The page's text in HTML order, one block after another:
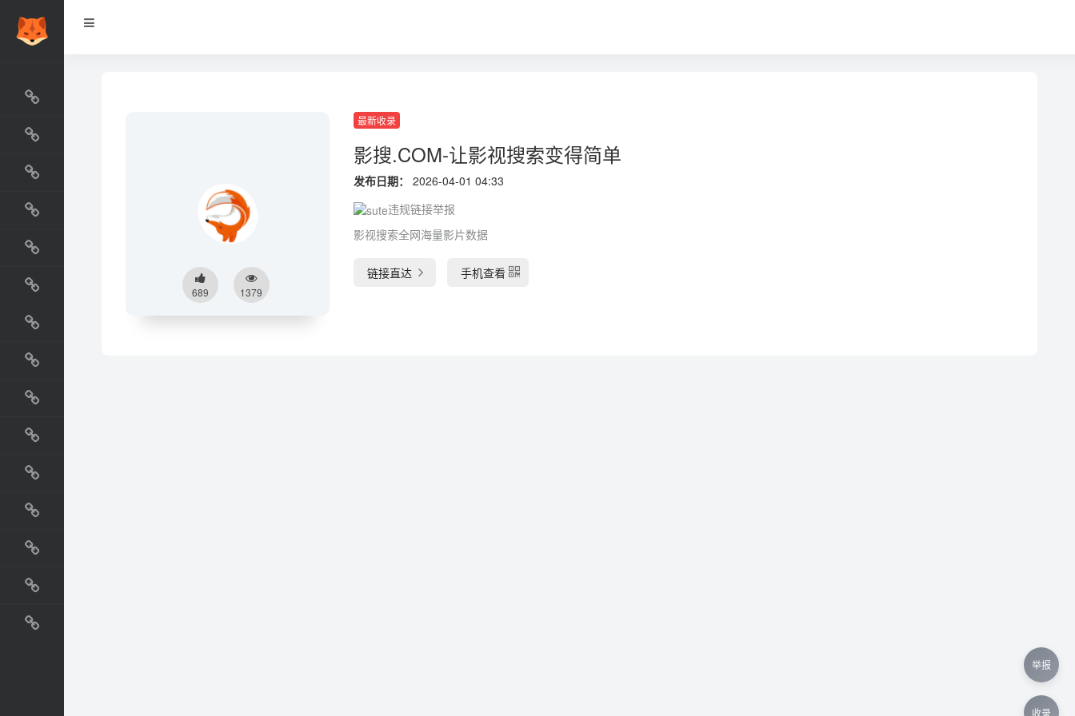
最新收录
网站资源榜
交流排行榜
金融排行榜
阅读排行榜
工具排行榜
设计排行榜
国外网站
生活
直播
动漫
电影
教程
纪录片
689 1379
最新收录
影搜.COM-让影视搜索变得简单
发布日期：
2026-04-01 04:33
违规链接举报
影视搜索全网海量影片数据
链接直达 手机查看
举报
收录